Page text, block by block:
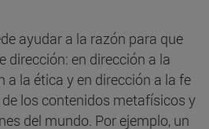
ayudar a la razón para que
dirección: en dirección a la
a la ética y en dirección a la fe
los contenidos metafísicos y
del mundo. Por ejemplo, un